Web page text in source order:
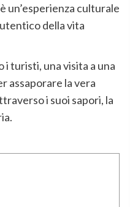
un’esperienza culturale
della vita
i turisti, una visita a una
assaporare la vera
i suoi sapori, la